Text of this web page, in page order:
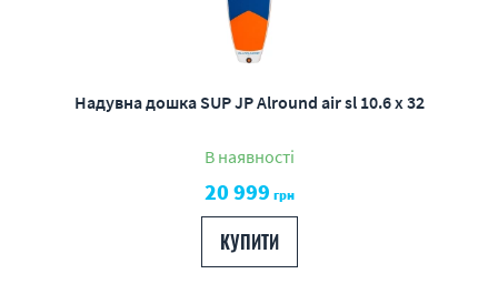
Надувна дошка SUP JP Alround air sl 10.6 х 32
В наявності
20 999 грн
КУПИТИ